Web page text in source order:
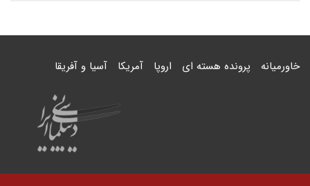
خاورمیانه پرونده هسته ای اروپا آمریکا آسیا و آفریقا